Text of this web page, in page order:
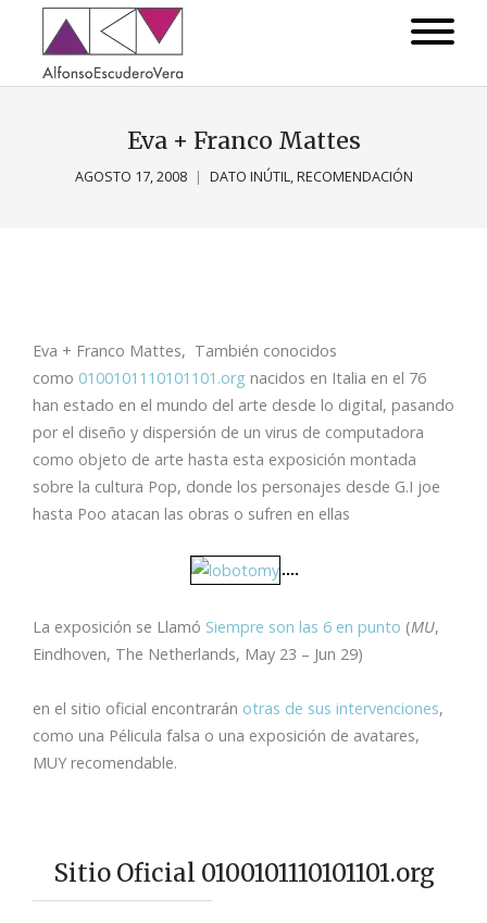
Eva + Franco Mattes
AGOSTO 17, 2008 DATO INÚTIL,RECOMENDACIÓN
Eva + Franco Mattes, También conocidos
como 0100101110101101.org nacidos en Italia en el 76
han estado en el mundo del arte desde lo digital, pasando
por el diseño y dispersión de un virus de computadora
como objeto de arte hasta esta exposición montada
sobre la cultura Pop, donde los personajes desde G.I joe
hasta Poo atacan las obras o sufren en ellas
La exposición se Llamó Siempre son las 6 en punto (MU,
Eindhoven, The Netherlands, May 23 – Jun 29)
en el sitio oficial encontrarán otras de sus intervenciones,
como una Pélicula falsa o una exposición de avatares,
MUY recomendable.
Sitio Oficial 0100101110101101.org